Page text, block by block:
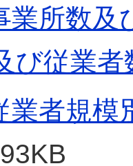
業所数及
び従業者
業者規模